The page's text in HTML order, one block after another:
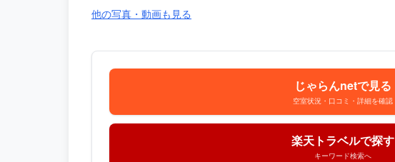
他の写真・動画も見る
じゃらんnetで見る
空室状況・口コミ・詳細を確認
楽天トラベルで探す
キーワード検索へ